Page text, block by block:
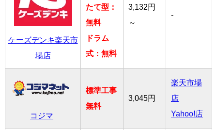
ケーズデンキ楽天市
場店
たて型：
無料
ドラム
式：無料
3,132円
～
-
コジマ
標準工事
無料
3,045円
楽天市場
店
Yahoo!店